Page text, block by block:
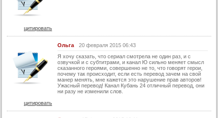
64 серия
66 серия
68 серия
69 серия
71 серия
цитировать
Ольга
20 февраля 2015 06:43
Я хочу сказать, что сериал смотрела не один раз, и с
озвучкой и с субтитрами, и канал Ю сильно меняет смысл
сказанного героями, совершенно не то, что говорят герои,
почему так происходит, если есть перевод зачем на свой
манер менять, мне кажется это нарушение прав авторов!
Ужасный перевод! Канал Кубань 24 отличный перевод, они
ни разу не изменили слов.
цитировать